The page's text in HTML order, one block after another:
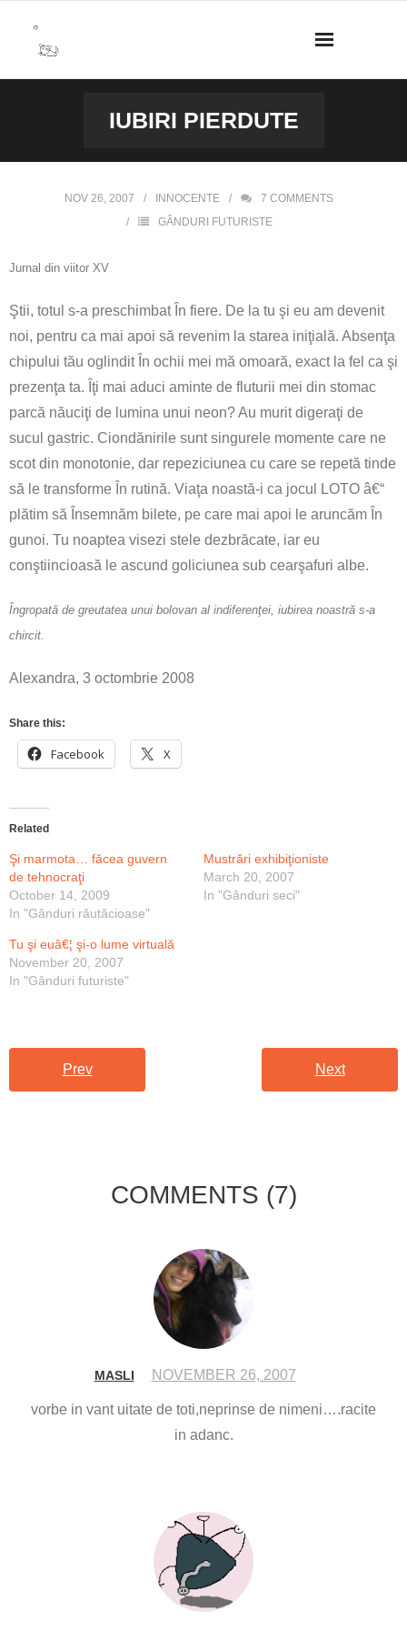
IUBIRI PIERDUTE
NOV 26, 2007 INNOCENTE 7 COMMENTS
GÂNDURI FUTURISTE
Jurnal din viitor XV
Ştii, totul s-a preschimbat În fiere. De la tu şi eu am devenit
noi, pentru ca mai apoi să revenim la starea iniţială. Absenţa
chipului tău oglindit În ochii mei mă omoară, exact la fel ca şi
prezenţa ta. Îţi mai aduci aminte de fluturii mei din stomac
parcă năuciţi de lumina unui neon? Au murit digeraţi de
sucul gastric. Ciondănirile sunt singurele momente care ne
scot din monotonie, dar repeziciunea cu care se repetă tinde
să le transforme În rutină. Viaţa noastă-i ca jocul LOTO â€“
plătim să Însemnăm bilete, pe care mai apoi le aruncăm În
gunoi. Tu noaptea visezi stele dezbrăcate, iar eu
conştiincioasă le ascund goliciunea sub cearşafuri albe.
Îngropată de greutatea unui bolovan al indiferenţei, iubirea noastră s-a
chircit.
Alexandra, 3 octombrie 2008
Share this:
Facebook X
Related
Şi marmota… făcea guvern
de tehnocraţi
October 14, 2009
In "Gânduri răutăcioase"
Mustrări exhibiţioniste
March 20, 2007
In "Gânduri seci"
Tu şi euâ€¦ şi-o lume virtuală
November 20, 2007
In "Gânduri futuriste"
Prev Next
COMMENTS (7)
MASLI NOVEMBER 26, 2007
vorbe in vant uitate de toti,neprinse de nimeni….racite
in adanc.